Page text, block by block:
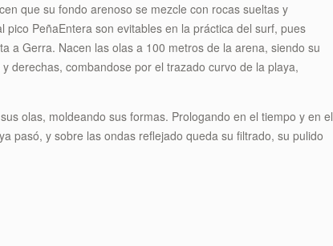
que su fondo arenoso se mezcle con rocas sueltas y
PeñaEntera son evitables en la práctica del surf, pues
a Gerra. Nacen las olas a 100 metros de la arena, siendo su
derechas, combandose por el trazado curvo de la playa,
olas, moldeando sus formas. Prologando en el tiempo y en el
pasó, y sobre las ondas reflejado queda su filtrado, su pulido